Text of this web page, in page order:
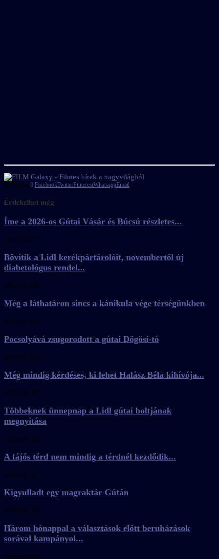
Megosztás 0 FacebookTwitterPinterestWhatsappEmail
Érdekelhet még
Íme a 2026-os Gútai Vásár és Búcsú részletes...
2026.08.07.
Bővítik a Lidl kerékpártárolóit, novembertől új
diabetológus rendel...
2026.07.30.
Még a láthatáron sincs a kánikula vége térségünkben
2026.07.30.
Pocsolyává zsugorodott a gútai Dögösi-tó
2026.07.28.
Még mindig kérdéses, ki lehet Halász Béla kihívója...
2026.07.27.
Többeknek ünnepnap a Lidl gútai boltjának
megnyitása
2026.07.23.
A fájós térd nem mindig a térdnél kezdődik...
2026.07.17.
Kigyulladt egy magraktár Gútán
2026.06.29.
Három hónappal a választások előtt beruházások
sorával kampányol...
2026.06.29.